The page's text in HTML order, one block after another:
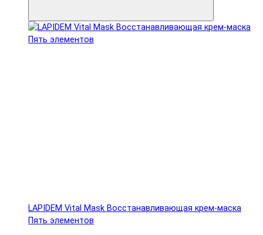
LAPIDEM Vital Mask Восстанавливающая крем-маска
Пять элементов